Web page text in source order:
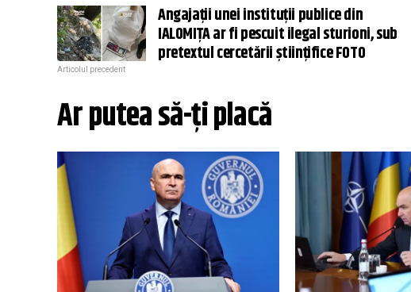
Angajații unei instituții publice din
IALOMIŢA ar fi pescuit ilegal sturioni, sub
pretextul cercetării științifice FOTO
Articolul precedent
Ar putea să-ți placă